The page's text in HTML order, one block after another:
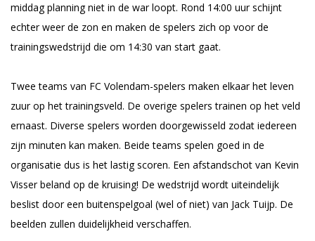
middag planning niet in de war loopt. Rond 14:00 uur schijnt
echter weer de zon en maken de spelers zich op voor de
trainingswedstrijd die om 14:30 van start gaat.
Twee teams van FC Volendam-spelers maken elkaar het leven
zuur op het trainingsveld. De overige spelers trainen op het veld
ernaast. Diverse spelers worden doorgewisseld zodat iedereen
zijn minuten kan maken. Beide teams spelen goed in de
organisatie dus is het lastig scoren. Een afstandschot van Kevin
Visser beland op de kruising! De wedstrijd wordt uiteindelijk
beslist door een buitenspelgoal (wel of niet) van Jack Tuijp. De
beelden zullen duidelijkheid verschaffen.